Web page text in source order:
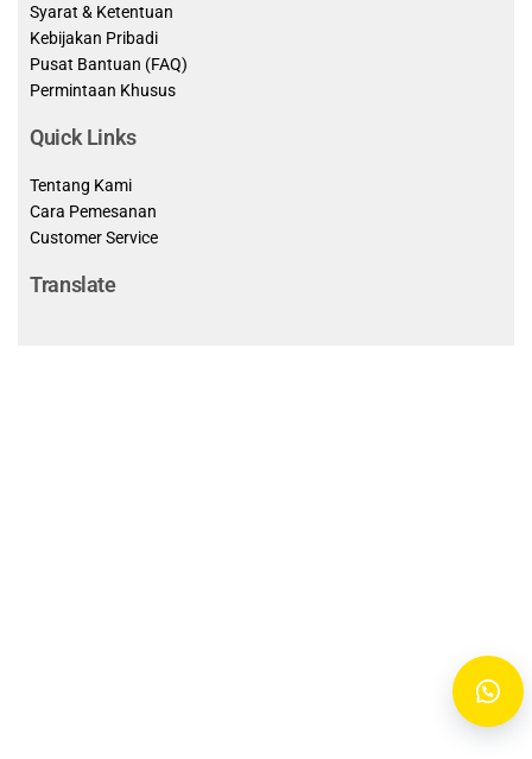
Syarat & Ketentuan
Kebijakan Pribadi
Pusat Bantuan (FAQ)
Permintaan Khusus
Quick Links
Tentang Kami
Cara Pemesanan
Customer Service
Translate